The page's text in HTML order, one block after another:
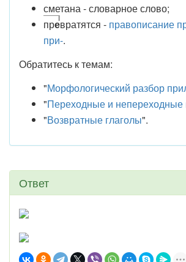
сметана - словарное слово;
превратятся - правописание
при-.
Обратитесь к темам:
"Морфологический разбор
"Переходные и непереходные
"Возвратные глаголы".
Ответ